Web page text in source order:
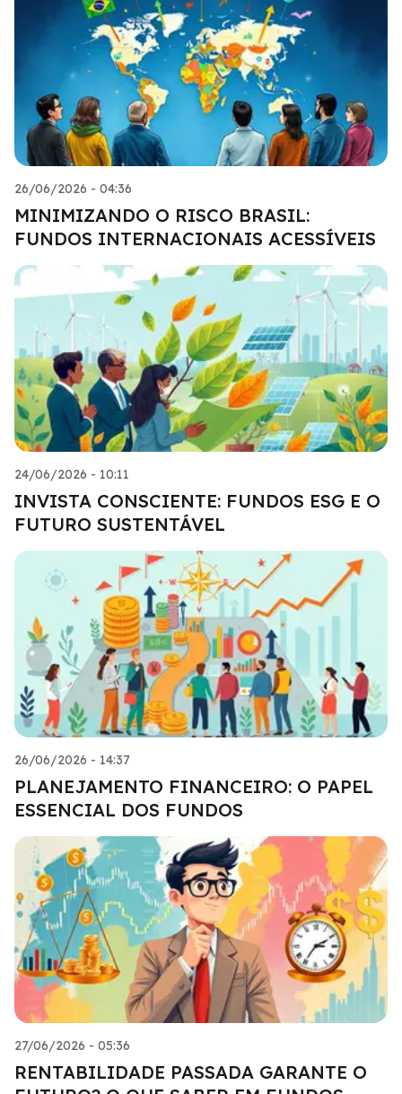
26/06/2026 - 04:36
MINIMIZANDO O RISCO BRASIL:
FUNDOS INTERNACIONAIS ACESSÍVEIS
24/06/2026 - 10:11
INVISTA CONSCIENTE: FUNDOS ESG E O
FUTURO SUSTENTÁVEL
26/06/2026 - 14:37
PLANEJAMENTO FINANCEIRO: O PAPEL
ESSENCIAL DOS FUNDOS
27/06/2026 - 05:36
RENTABILIDADE PASSADA GARANTE O